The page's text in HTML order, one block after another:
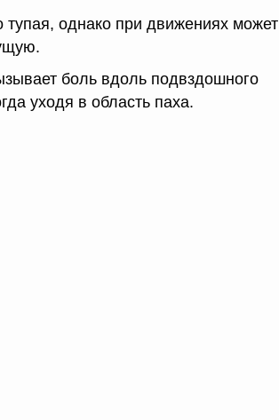
тупая, однако при движениях может
боль вдоль подвздошного
уходя в область паха.